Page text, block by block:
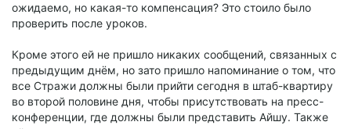
ожидаемо, но какая-то компенсация? Это стоило было
проверить после уроков.
Кроме этого ей не пришло никаких сообщений, связанных с
предыдущим днём, но зато пришло напоминание о том, что
все Стражи должны были прийти сегодня в штаб-квартиру
во второй половине дня, чтобы присутствовать на пресс-
конференции, где должны были представить Айшу. Также